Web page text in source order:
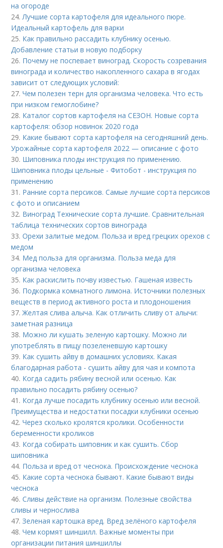
на огороде
24. Лучшие сорта картофеля для идеального пюре.
Идеальный картофель для варки
25. Как правильно рассадить клубнику осенью.
Добавление статьи в новую подборку
26. Почему не поспевает виноград. Скорость созревания
винограда и количество накопленного сахара в ягодах
зависит от следующих условий:
27.Чем полезен терн для организма человека. Что есть
при низком гемоглобине?
28. Каталог сортов картофеля на СЕЗОН. Новые сорта
картофеля: обзор новинок 2020 года
29. Какие бывают сорта картофеля на сегодняшний день.
Урожайные сорта картофеля 2022 — описание с фото
30. Шиповника плоды инструкция по применению.
Шиповника плоды цельные - Фитобот - инструкция по
применению
31. Ранние сорта персиков. Самые лучшие сорта персиков
с фото и описанием
32. Виноград Технические сорта лучшие. Сравнительная
таблица технических сортов винограда
33.Орехи залитые медом. Польза и вред грецких орехов с
медом
34. Мед польза для организма. Польза меда для
организма человека
35. Как раскислить почву известью. Гашеная известь
36. Подкормка комнатного лимона. Источники полезных
веществ в период активного роста и плодоношения
37.Желтая слива алыча. Как отличить сливу от алычи:
заметная разница
38. Можно ли кушать зеленую картошку. Можно ли
употреблять в пищу позеленевшую картошку
39. Как сушить айву в домашних условиях. Какая
благодарная работа - сушить айву для чая и компота
40. Когда садить рябину весной или осенью. Как
правильно посадить рябину осенью?
41. Когда лучше посадить клубнику осенью или весной.
Преимущества и недостатки посадки клубники осенью
42.Через сколько кролятся кролики. Особенности
беременности кроликов
43. Когда собирать шиповник и как сушить. Сбор
шиповника
44. Польза и вред от чеснока. Происхождение чеснока
45. Какие сорта чеснока бывают. Какие бывают виды
чеснока
46.Сливы действие на организм. Полезные свойства
сливы и чернослива
47.Зеленая картошка вред. Вред зелёного картофеля
48.Чем кормят шиншилл. Важные моменты при
организации питания шиншиллы